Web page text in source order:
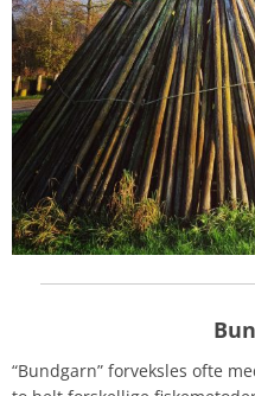
“Bundgarn” forveksles ofte